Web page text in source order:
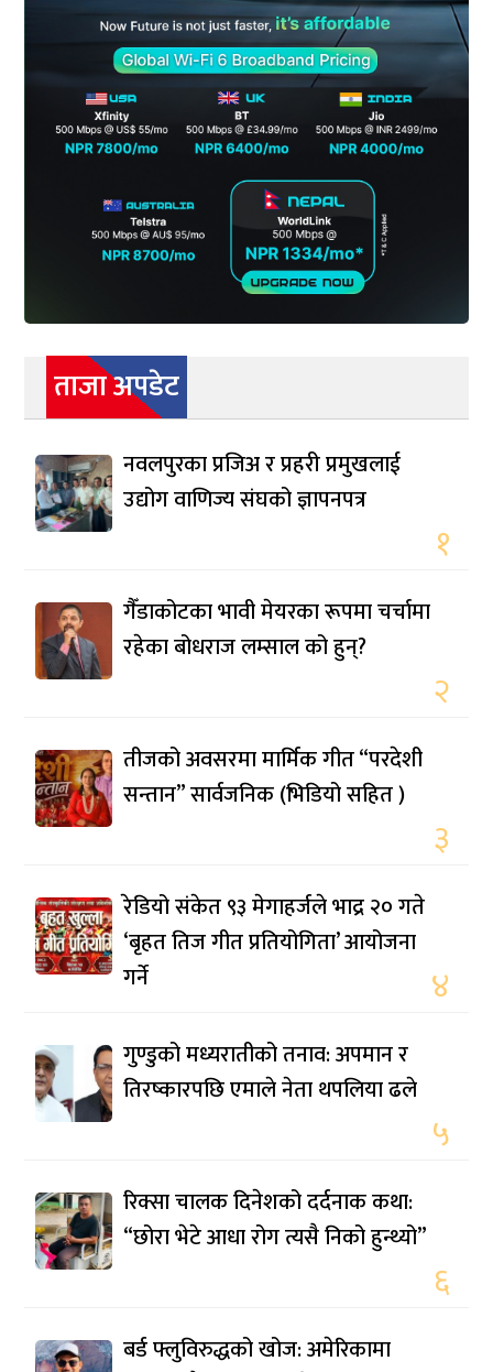
ताजा अपडेट
नवलपुरका प्रजिअ र प्रहरी प्रमुखलाई
उद्योग वाणिज्य संघको ज्ञापनपत्र
१
गैँडाकोटका भावी मेयरका रूपमा चर्चामा
रहेका बोधराज लम्साल को हुन्?
२
तीजको अवसरमा मार्मिक गीत “परदेशी
सन्तान” सार्वजनिक (भिडियो सहित )
३
रेडियो संकेत ९३ मेगाहर्जले भाद्र २० गते
‘बृहत तिज गीत प्रतियोगिता’ आयोजना
गर्ने
४
गुण्डुको मध्यरातीको तनाव: अपमान र
तिरष्कारपछि एमाले नेता थपलिया ढले
५
रिक्सा चालक दिनेशको दर्दनाक कथा:
“छोरा भेटे आधा रोग त्यसै निको हुन्थ्यो”
६
बर्ड फ्लुविरुद्धको खोज: अमेरिकामा